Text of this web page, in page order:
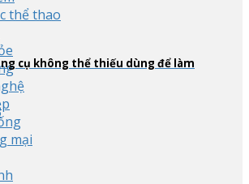
thể thao
mại
cụ không thể thiếu dùng để làm